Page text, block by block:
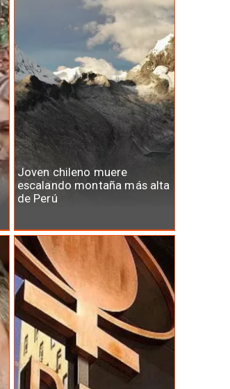
Joven chileno muere
escalando montaña más alta
de Perú